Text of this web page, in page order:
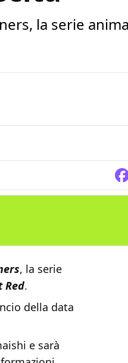
la serie
, la serie
Red.
della data
e sarà